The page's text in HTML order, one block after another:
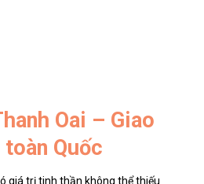
Oai – Giao
Quốc
giá trị tinh thần không thể thiếu